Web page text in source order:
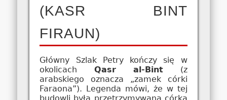
(KASR BINT
FIRAUN)
Główny Szlak Petry kończy się w
okolicach Qasr al-Bint (z
arabskiego oznacza „zamek córki
Faraona”). Legenda mówi, że w tej
budowli była przetrzymywana córka